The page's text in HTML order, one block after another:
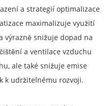
a strategií optimalizace
maximalizuje využití
výrazně snižuje dopad na
a ventilace vzduchu
ale také snižuje emise
k udržitelnému rozvoji.